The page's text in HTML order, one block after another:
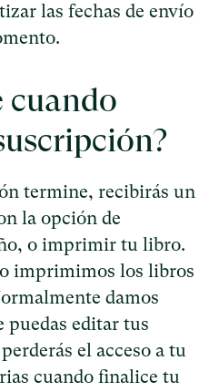
las fechas de envío
cuando
termine, recibirás un
la opción de
o imprimir tu libro.
imprimimos los libros
damos
puedas editar tus
el acceso a tu
cuando finalice tu